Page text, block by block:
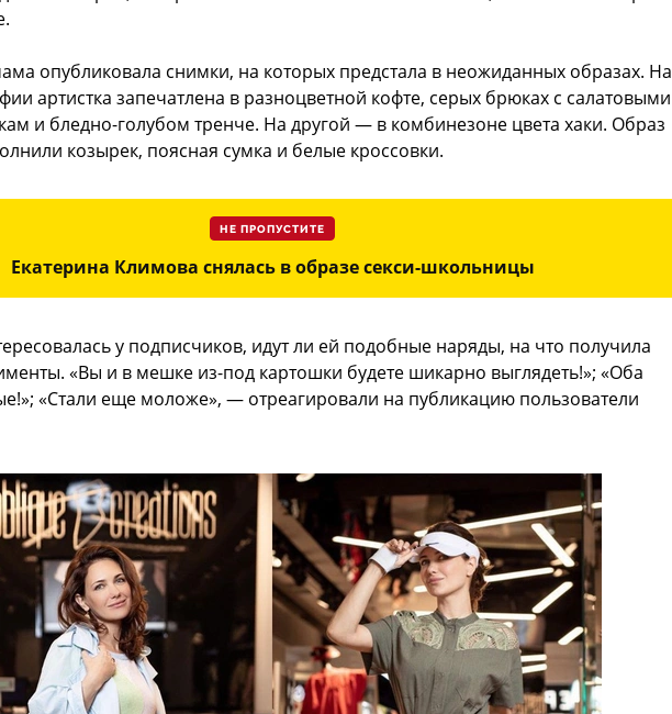
опубликовала снимки, на которых предстала в неожиданных образах. На
артистка запечатлена в разноцветной кофте, серых брюках с салатовыми
и бледно-голубом тренче. На другой — в комбинезоне цвета хаки. Образ
козырек, поясная сумка и белые кроссовки.
НЕ ПРОПУСТИТЕ
Екатерина Климова снялась в образе секси-школьницы
у подписчиков, идут ли ей подобные наряды, на что получила
«Вы и в мешке из-под картошки будете шикарно выглядеть!»; «Оба
«Стали еще моложе», — отреагировали на публикацию пользователи